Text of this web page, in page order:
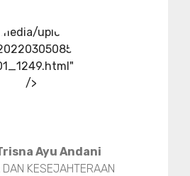
media/upload
/>
Ayu Andani
KESEJAHTERAAN